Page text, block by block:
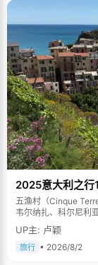
2025意大利之行
五渔村（Cinque
韦尔纳扎、科尔尼利
山傍海，房屋色彩斑
UP主: 卢颖
旅行 • 2026/8/2